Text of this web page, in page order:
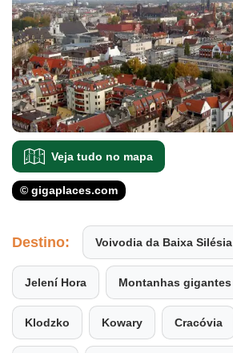
Veja tudo no mapa
© gigaplaces.com
Destino: Voivodia da Baixa Silésia
Jelení Hora Montanhas gigantes
Klodzko Kowary Cracóvia